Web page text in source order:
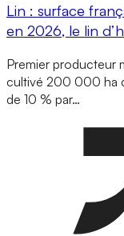
Lin : surface
en 2026, le lin
Premier producteur
cultivé 200 000 ha
de 10 % par…